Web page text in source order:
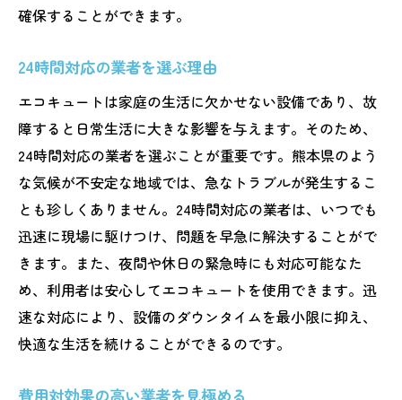
ライフスタイルに合った業者選定
コミュニケーションが取りやすい業者の選
び方
定期的なフォローアップサービスの有無
エコキュート利用者の声を活かした業者選
び
確保することができます。
24時間対応の業者を選ぶ理由
エコキュートは家庭の生活に欠かせない設備であり、故
障すると日常生活に大きな影響を与えます。そのため、
24時間対応の業者を選ぶことが重要です。熊本県のよう
な気候が不安定な地域では、急なトラブルが発生するこ
とも珍しくありません。24時間対応の業者は、いつでも
迅速に現場に駆けつけ、問題を早急に解決することがで
きます。また、夜間や休日の緊急時にも対応可能なた
め、利用者は安心してエコキュートを使用できます。迅
速な対応により、設備のダウンタイムを最小限に抑え、
快適な生活を続けることができるのです。
費用対効果の高い業者を見極める